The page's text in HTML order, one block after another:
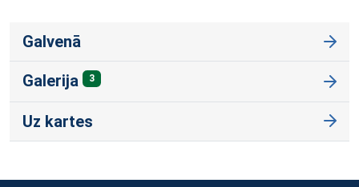
Galvenā
Galerija 3
Uz kartes